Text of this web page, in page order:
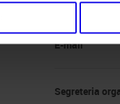
E-mail
Segreteria